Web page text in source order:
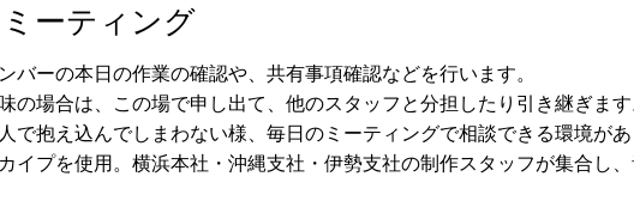
ーティング
バーの本日の作業の確認や、共有事項確認などを行います。
の場合は、この場で申し出て、他のスタッフと分担したり引き継ぎま
で抱え込んでしまわない様、毎日のミーティングで相談できる環境が
イプを使用。横浜本社・沖縄支社・伊勢支社の制作スタッフが集合し